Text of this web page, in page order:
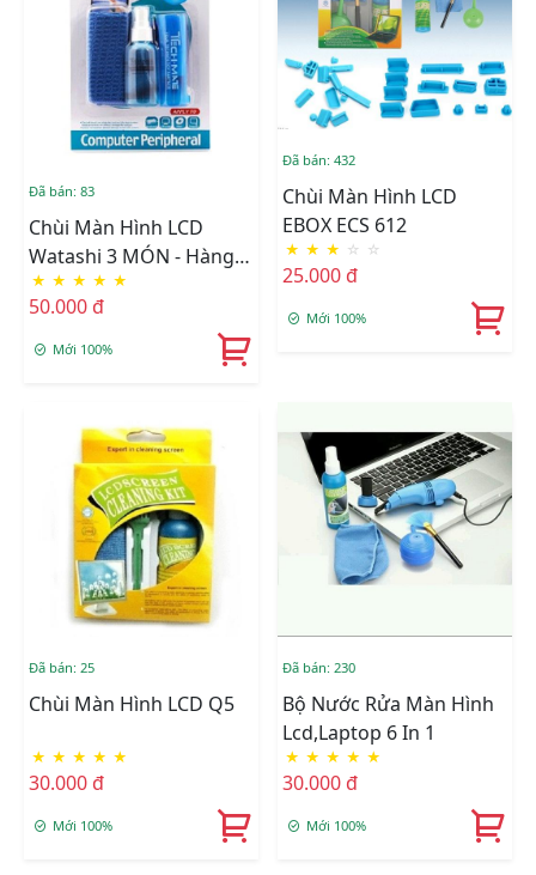
Đã bán: 83
Chùi Màn Hình LCD
Watashi 3 MÓN - Hàng
Nhập Khẩu
★ ★ ★ ★ ★
50.000 đ
Mới 100%
Đã bán: 432
Chùi Màn Hình LCD
EBOX ECS 612
★ ★ ★ ☆ ☆
25.000 đ
Mới 100%
Đã bán: 25
Chùi Màn Hình LCD Q5
★ ★ ★ ★ ★
30.000 đ
Mới 100%
Đã bán: 230
Bộ Nước Rửa Màn Hình
Lcd,Laptop 6 In 1
★ ★ ★ ★ ★
30.000 đ
Mới 100%